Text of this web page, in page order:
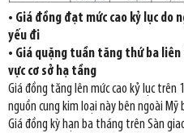
• Giá đồng đạt mức cao kỷ lục do
yếu đi
• Giá quặng tuần tăng thứ ba
vực cơ sở hạ tầng
Giá đồng tăng lên mức cao kỷ lục trên
nguồn cung kim loại này bên ngoài
Giá đồng kỳ hạn ba tháng trên Sàn